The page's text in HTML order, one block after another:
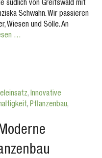
südlich von Greifswald mit
Schwahn. Wir passieren
Wiesen und Sölle. An
…
, Innovative
, Pflanzenbau,